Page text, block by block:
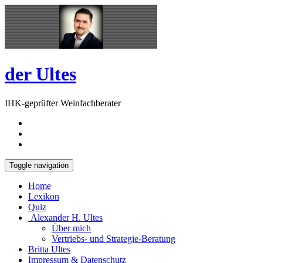
Skip
to
content
Open
Sidebar
der Ultes
IHK-geprüfter Weinfachberater
Toggle navigation
Home
Lexikon
Quiz
Alexander H. Ultes
Über mich
Vertriebs- und Strategie-Beratung
Britta Ultes
Impressum & Datenschutz